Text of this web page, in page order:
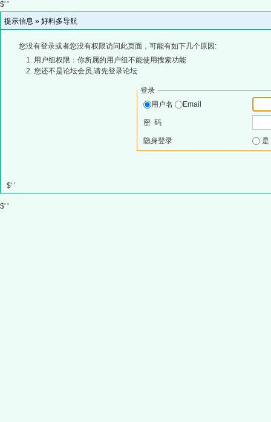
$' '
提示信息 » 好料多导航
您没有登录或者您没有权限访问此页面，可能有如下几个原因:
用户组权限：你所属的用户组不能使用搜索功能
您还不是论坛会员,请先登录论坛
登录
用户名
Email
密 码
隐身登录
$' '
$' '